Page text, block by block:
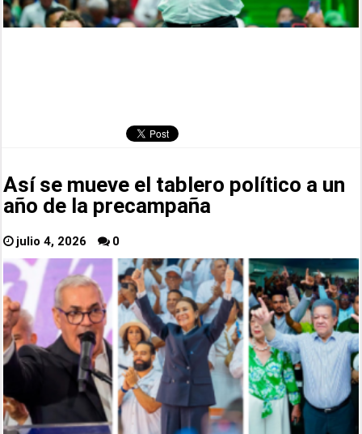
Así se mueve el tablero político a un
año de la precampaña
julio 4, 2026 0